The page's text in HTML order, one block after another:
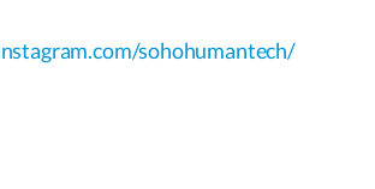
sohohumantech/